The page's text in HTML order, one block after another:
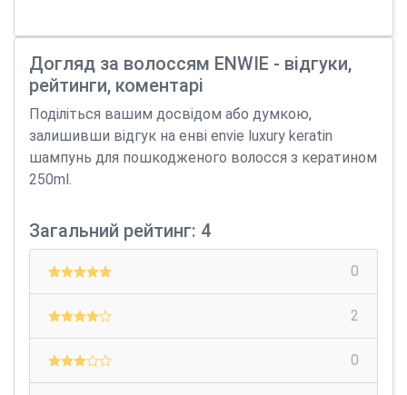
Догляд за волоссям ENWIE - відгуки,
рейтинги, коментарі
Поділіться вашим досвідом або думкою,
залишивши відгук на енві envie luxury keratin
шампунь для пошкодженого волосся з кератином
250ml.
Загальний рейтинг: 4
0
2
0